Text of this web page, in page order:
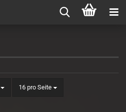
16 pro Seite
pro Seite